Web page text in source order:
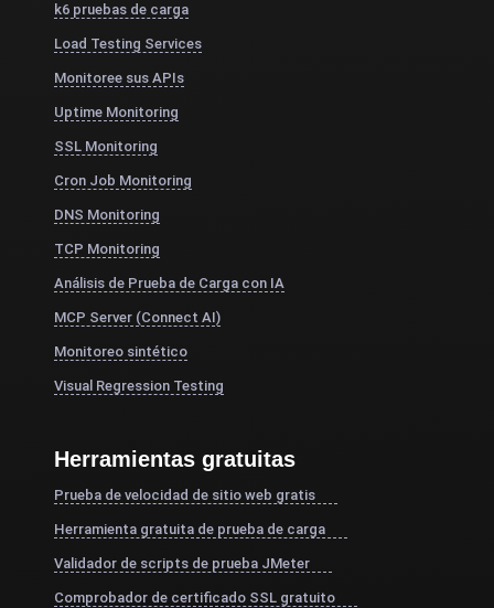
k6 pruebas de carga
Load Testing Services
Monitoree sus APIs
Uptime Monitoring
SSL Monitoring
Cron Job Monitoring
DNS Monitoring
TCP Monitoring
Análisis de Prueba de Carga con IA
MCP Server (Connect AI)
Monitoreo sintético
Visual Regression Testing
Herramientas gratuitas
Prueba de velocidad de sitio web gratis
Herramienta gratuita de prueba de carga
Validador de scripts de prueba JMeter
Comprobador de certificado SSL gratuito